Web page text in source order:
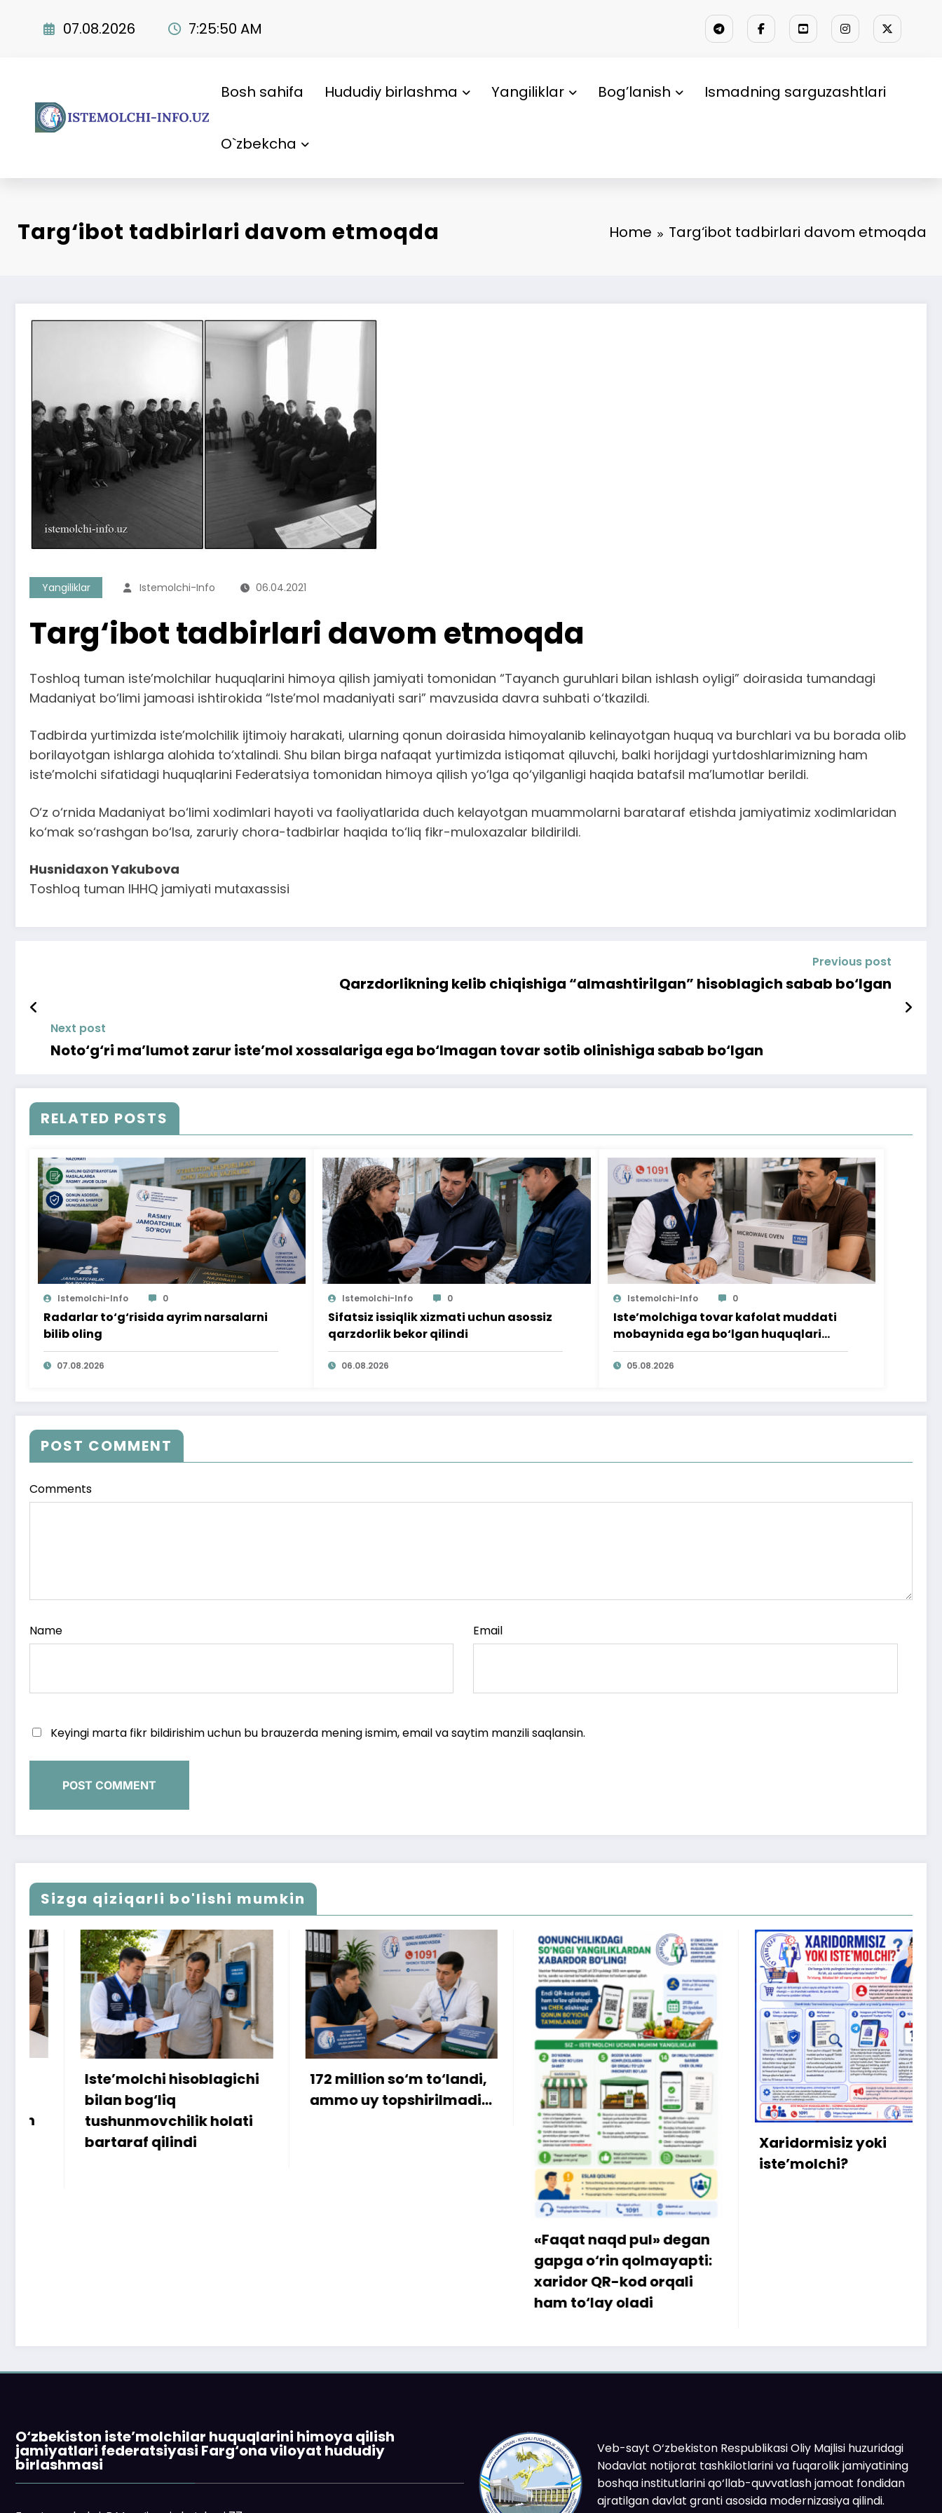
07.08.2026 7:25:51 AM
Bosh sahifa Hududiy birlashma Yangiliklar Bog’lanish Ismadning sarguzashtlari
O`zbekcha
Targ‘ibot tadbirlari davom etmoqda Home Targ‘ibot tadbirlari davom etmoqda
Yangiliklar Istemolchi-Info 06.04.2021
Targ‘ibot tadbirlari davom etmoqda
Toshloq tuman iste’molchilar huquqlarini himoya qilish jamiyati tomonidan “Tayanch guruhlari bilan ishlash oyligi” doirasida tumandagi
Madaniyat bo‘limi jamoasi ishtirokida “Iste’mol madaniyati sari” mavzusida davra suhbati o‘tkazildi.
Tadbirda yurtimizda iste’molchilik ijtimoiy harakati, ularning qonun doirasida himoyalanib kelinayotgan huquq va burchlari va bu borada olib
borilayotgan ishlarga alohida to‘xtalindi. Shu bilan birga nafaqat yurtimizda istiqomat qiluvchi, balki horijdagi yurtdoshlarimizning ham
iste’molchi sifatidagi huquqlarini Federatsiya tomonidan himoya qilish yo‘lga qo‘yilganligi haqida batafsil ma’lumotlar berildi.
O‘z o‘rnida Madaniyat bo‘limi xodimlari hayoti va faoliyatlarida duch kelayotgan muammolarni barataraf etishda jamiyatimiz xodimlaridan
ko‘mak so‘rashgan bo‘lsa, zaruriy chora-tadbirlar haqida to‘liq fikr-muloxazalar bildirildi.
Husnidaxon Yakubova
Toshloq tuman IHHQ jamiyati mutaxassisi
Previous post
Qarzdorlikning kelib chiqishiga “almashtirilgan” hisoblagich sabab bo‘lgan
Next post
Noto‘g‘ri ma’lumot zarur iste’mol xossalariga ega bo‘lmagan tovar sotib olinishiga sabab bo‘lgan
RELATED POSTS
Istemolchi-Info 0
Radarlar to‘g‘risida ayrim narsalarni
bilib oling
07.08.2026
Istemolchi-Info 0
Sifatsiz issiqlik xizmati uchun asossiz
qarzdorlik bekor qilindi
06.08.2026
Istemolchi-Info 0
Iste’molchiga tovar kafolat muddati
mobaynida ega bo‘lgan huquqlari
ta’minlab berildi
05.08.2026
POST COMMENT
Comments
Name Email
Keyingi marta fikr bildirishim uchun bu brauzerda mening ismim, email va saytim manzili saqlansin.
Sizga qiziqarli bo'lishi mumkin
Iste’molchi hisoblagichi
bilan bog‘liq
tushunmovchilik holati
bartaraf qilindi
172 million so‘m to‘landi,
ammo uy topshirilmadi…
«Faqat naqd pul» degan
gapga o‘rin qolmayapti:
xaridor QR-kod orqali
ham to‘lay oladi
Xaridormisiz yoki
iste’molchi?
O‘zbekiston iste’molchilar huquqlarini himoya qilish
jamiyatlari federatsiyasi Farg‘ona viloyat hududiy
birlashmasi
Veb-sayt O‘zbekiston Respublikasi Oliy Majlisi huzuridagi
Nodavlat notijorat tashkilotlarini va fuqarolik jamiyatining
boshqa institutlarini qo‘llab-quvvatlash jamoat fondidan
ajratilgan davlat granti asosida modernizasiya qilindi.